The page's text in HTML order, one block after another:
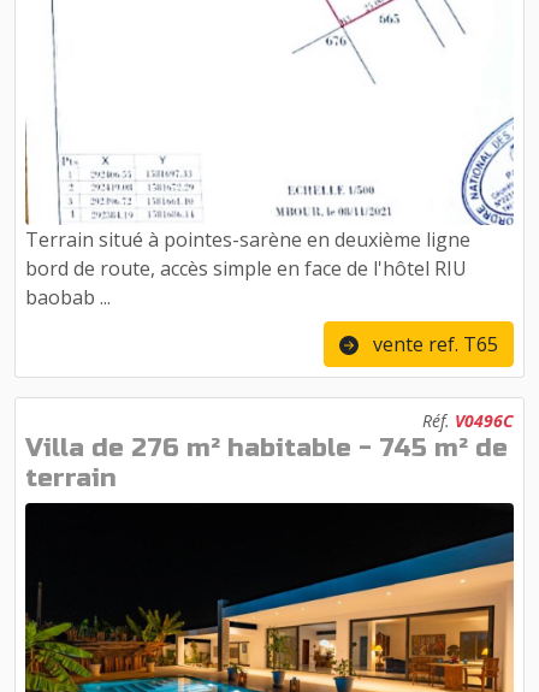
Terrain situé à pointes-sarène en deuxième ligne
bord de route, accès simple en face de l'hôtel RIU
baobab ...
vente ref. T65
Réf. V0496C
Villa de 276 m² habitable - 745 m² de
terrain